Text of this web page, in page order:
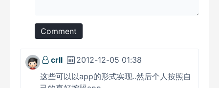
Comment
crll
2012-12-05 01:38
这些可以以app的形式实现..然后个人按照自